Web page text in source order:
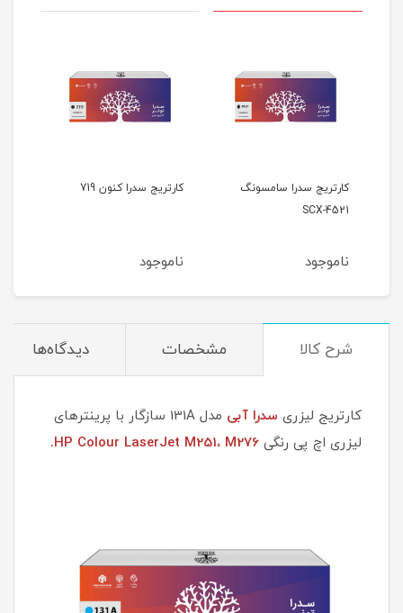
کارتریج سدرا سامسونگ
SCX-4521
ناموجود
کارتریج سدرا کنون 719
ناموجود
شرح کالا مشخصات دیدگاه‌ها
کارتریج لیزری سدرا آبی
مدل 131A سازگار با پرینترهای
لیزری اچ پی رنگی